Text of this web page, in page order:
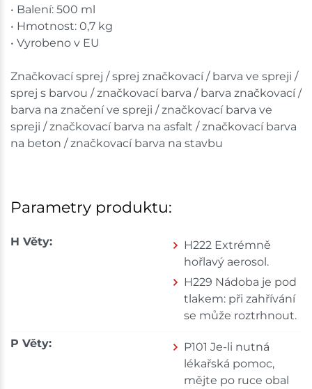
Parametry produktu:
H Věty:
H222 Extrémně
hořlavý aerosol.
H229 Nádoba je pod
tlakem: při zahřívání
se může roztrhnout.
P Věty:
P101 Je-li nutná
lékařská pomoc,
mějte po ruce obal
• Balení: 500 ml
• Hmotnost: 0,7 kg
• Vyrobeno v EU
Značkovací sprej / sprej značkovací / barva ve spreji /
sprej s barvou / značkovací barva / barva značkovací /
barva na značení ve spreji / značkovací barva ve
spreji / značkovací barva na asfalt / značkovací barva
na beton / značkovací barva na stavbu